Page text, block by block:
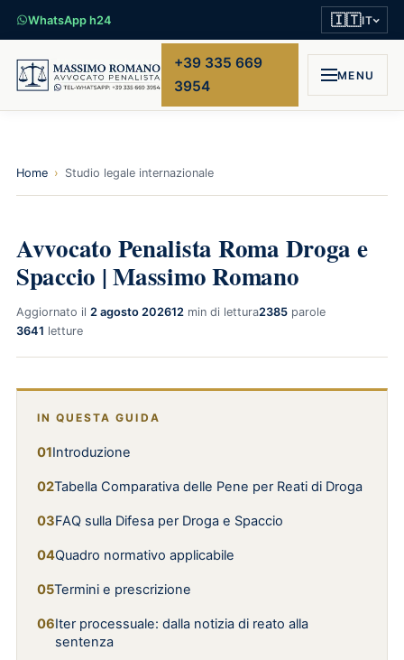
WhatsApp h24 🇮🇹IT
+39 335 669
3954
MENU
Home › Studio legale internazionale
Avvocato Penalista Roma Droga e
Spaccio | Massimo Romano
Aggiornato il 2 agosto 202612 min di lettura2385 parole
3641 letture
IN QUESTA GUIDA
Introduzione
Tabella Comparativa delle Pene per Reati di Droga
FAQ sulla Difesa per Droga e Spaccio
Quadro normativo applicabile
Termini e prescrizione
Iter processuale: dalla notizia di reato alla
sentenza